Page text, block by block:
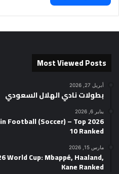
Most Viewed Posts
أبريل 27, 2026
بطولات نادي الهلال السعودي
يناير 6, 2026
in Football (Soccer) – Top
10 Ranked
مارس 15, 2026
World Cup: Mbappé, Haaland,
Kane Ranked